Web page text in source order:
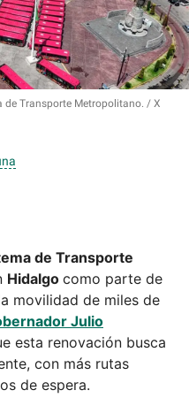
de Transporte Metropolitano.
X
de Transporte
Hidalgo como parte de
movilidad de miles de
Julio
esta renovación busca
con más rutas
de espera.